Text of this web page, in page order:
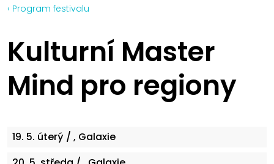
‹ Program festivalu
Kulturní Master
Mind pro regiony
19. 5. úterý / , Galaxie